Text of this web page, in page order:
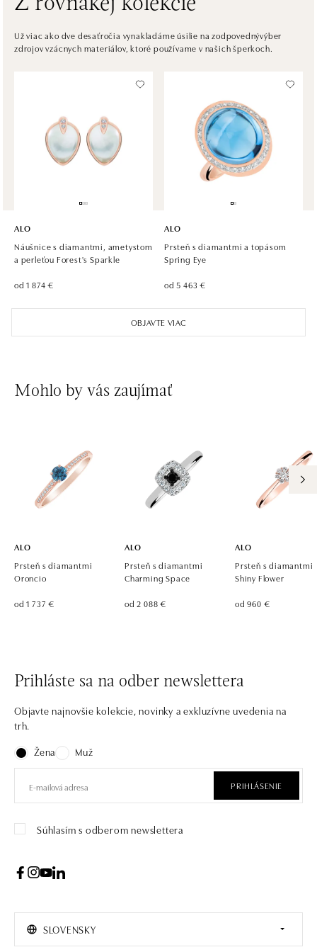
ALO diamonds OC Nový Smíchov, Praha 5
Plzeňská 8, 150 00 Praha 5 - Smíchov
dnes otvorené od 09:00
ALO diamonds OC Olympia, Brno
U Dálnice 777, 664 42 Modřice
tel.: +420 733 397 316, +420 605 231 821
dnes otvorené od 09:00
ALO diamonds OC Palladium, Praha 1
Náměstí Republiky 1, 110 00 Praha 1 - Nové Město
dnes otvorené od 09:00
Pařížská 1076/7, 110 00 Praha 1
ALO diamonds Westfield Černý most, Praha 9
Chlumecká 765/6, 198 19 Praha 9
ALO diamonds, Westfield, Praha 4 - Chodov
Roztylská 2321/19, 148 00 Praha 4 - Chodov
tel.: +420 773 585 559, +420 730 802 800
Už viac ako dve desaťročia vynakladáme úsilie na zodpovednývýber
zdrojov vzácnych materiálov, ktoré používame v našich šperkoch.
OBJAVTE VIAC
ALO
Náušnice s diamantmi, ametystom
a perleťou Forest's Sparkle
od 1 874 €
ALO
Prsteň s diamantmi a topásom
Spring Eye
od 5 463 €
Mohlo by vás zaujímať
ALO
Prsteň s diamantmi
Oroncio
od 1 737 €
ALO
Prsteň s diamantmi
Charming Space
od 2 088 €
ALO
Prsteň s diamantmi
Shiny Flower
od 960 €
Prihláste sa na odber newslettera
Objavte najnovšie kolekcie, novinky a exkluzívne uvedenia na
trh.
Žena
Muž
PRIHLÁSENIE
Súhlasím s odberom newslettera
SLOVENSKY